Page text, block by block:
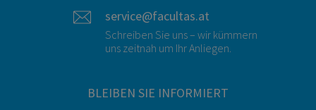
service@facultas.at
Schreiben Sie uns – wir kümmern
uns zeitnah um Ihr Anliegen.
BLEIBEN SIE INFORMIERT